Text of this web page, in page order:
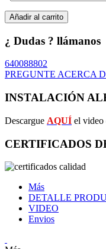
Añadir al carrito
¿ Dudas ? llámanos
640088802
PREGUNTE ACERCA
INSTALACIÓN
Descargue AQUÍ el video
CERTIFICADOS
Más
DETALLE
VIDEO
Envios